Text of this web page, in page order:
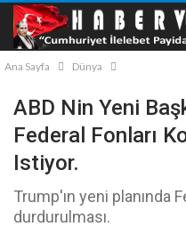
Ana Sayfa Dünya
ABD Nin Yeni
Federal Fonları
Istiyor.
Trump'ın yeni planında
durdurulması.